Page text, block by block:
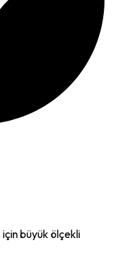
büyük ölçekli